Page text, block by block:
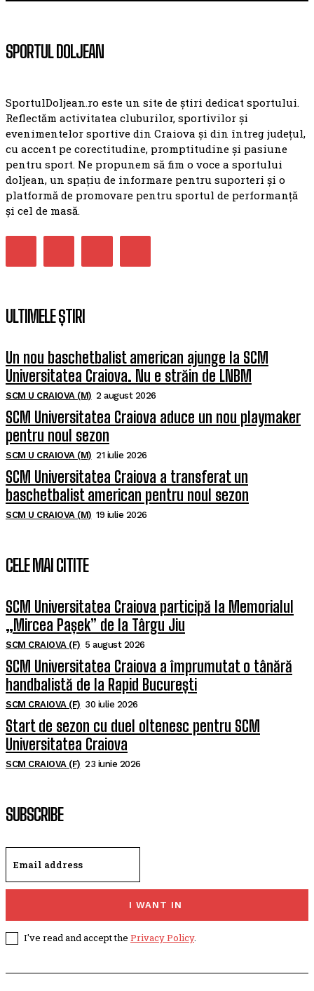
SPORTUL DOLJEAN
SportulDoljean.ro este un site de știri dedicat sportului.
Reflectăm activitatea cluburilor, sportivilor și
evenimentelor sportive din Craiova și din întreg județul,
cu accent pe corectitudine, promptitudine și pasiune
pentru sport. Ne propunem să fim o voce a sportului
doljean, un spațiu de informare pentru suporteri și o
platformă de promovare pentru sportul de performanță
și cel de masă.
ULTIMELE ȘTIRI
Un nou baschetbalist american ajunge la SCM
Universitatea Craiova. Nu e străin de LNBM
SCM U CRAIOVA (M) 2 august 2026
SCM Universitatea Craiova aduce un nou playmaker
pentru noul sezon
SCM U CRAIOVA (M) 21 iulie 2026
SCM Universitatea Craiova a transferat un
baschetbalist american pentru noul sezon
SCM U CRAIOVA (M) 19 iulie 2026
CELE MAI CITITE
SCM Universitatea Craiova participă la Memorialul
„Mircea Pașek” de la Târgu Jiu
SCM CRAIOVA (F) 5 august 2026
SCM Universitatea Craiova a împrumutat o tânără
handbalistă de la Rapid București
SCM CRAIOVA (F) 30 iulie 2026
Start de sezon cu duel oltenesc pentru SCM
Universitatea Craiova
SCM CRAIOVA (F) 23 iunie 2026
SUBSCRIBE
I WANT IN
I've read and accept the Privacy Policy.